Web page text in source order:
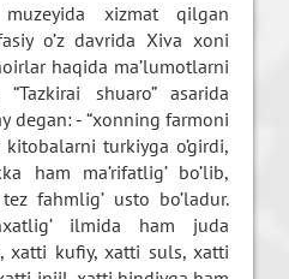
xizmat qilgan
o’z davrida Xiva xoni
haqida ma’lumotlarni
shuaro” asarida
degan: - “xonning farmoni
turkiyga o’girdi,
ham ma’rifatlig’ bo’lib,
fahmlig’ usto bo’ladur.
ilmida ham juda
xatti kufiy, xatti suls, xatti